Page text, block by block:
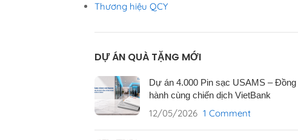
Thương hiệu QCY
DỰ ÁN QUÀ TẶNG MỚI
Dự án 4.000 Pin sạc USAMS – Đồng
hành cùng chiến dịch VietBank
12/05/2026 1 Comment